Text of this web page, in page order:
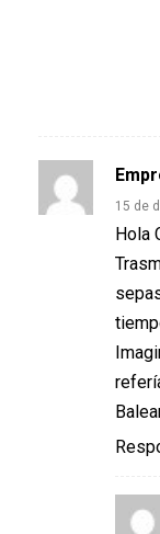
15 de
Hola